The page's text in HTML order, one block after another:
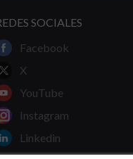
SOCIALES
Facebook
X
YouTube
Instagram
Linkedin